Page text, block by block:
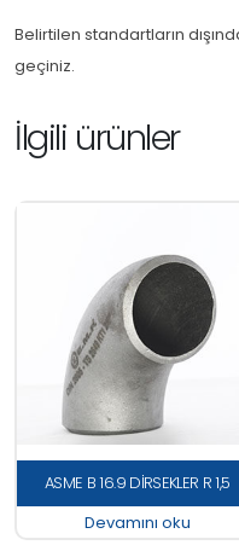
Belirtilen standartların
geçiniz.
İlgili ürünler
ASME B 16.9 DİRSEKLER R 1,5
Devamını oku